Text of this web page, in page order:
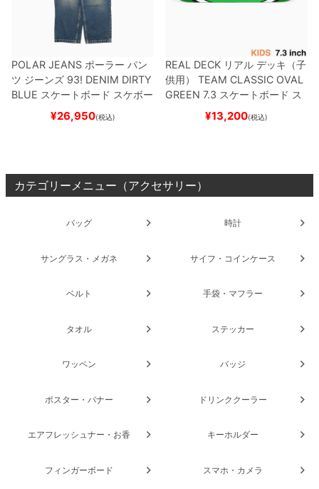
POLAR JEANS ポーラー パン
ツ ジーンズ 93! DENIM DIRTY
BLUE スケートボード スケボー
¥26,950(税込)
REAL DECK リアル デッキ（子
供用）
TEAM CLASSIC OVAL
GREEN 7.3 スケートボード ス
¥13,200(税込)
カテゴリーメニュー（アクセサリー）
バッグ 時計
サングラス・メガネ サイフ・コインケース
ベルト 手袋・マフラー
タオル ステッカー
ワッペン バッジ
ポスター・バナー ドリンククーラー
エアフレッシュナー・お香 キーホルダー
フィンガーボード スマホ・カメラ